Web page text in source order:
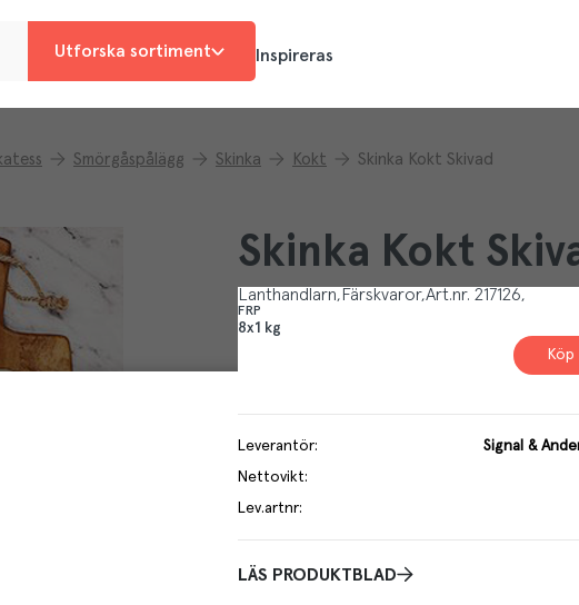
Utforska sortiment Inspireras
Smörgåspålägg Skinka Kokt Skinka Kokt Skivad
Skinka Kokt
Lanthandlarn Färskvaror Art.nr. 217126
FRP
8x1 kg
Köp
Leverantör:
Signal &
Nettovikt:
Lev.artnr:
LÄS PRODUKTBLAD